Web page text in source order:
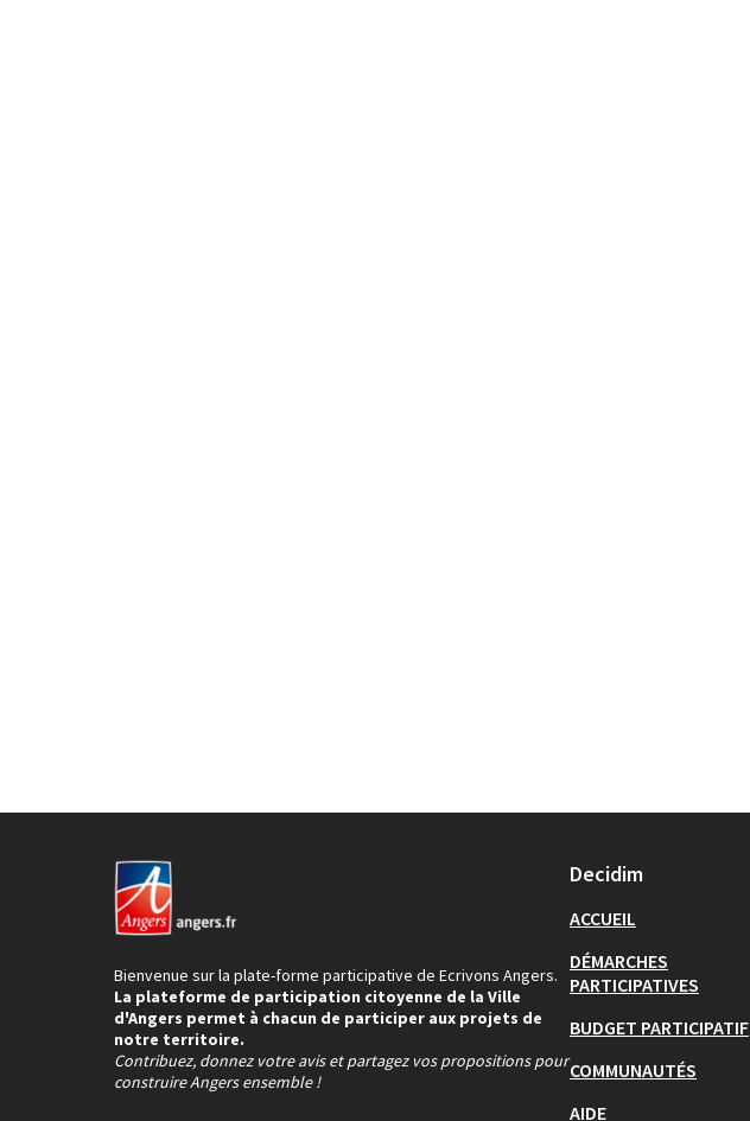
Bienvenue sur la plate-forme participative de Ecrivons Angers.
La plateforme de participation citoyenne de la Ville
d'Angers permet à chacun de participer aux projets de
notre territoire.
Contribuez, donnez votre avis et partagez vos propositions pour
construire Angers ensemble !
Decidim
ACCUEIL
DÉMARCHES
PARTICIPATIVES
BUDGET PARTICIPATIF
COMMUNAUTÉS
AIDE